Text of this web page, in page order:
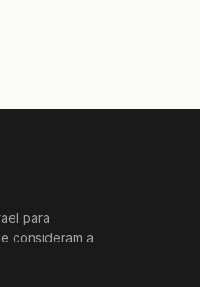
para
consideram a